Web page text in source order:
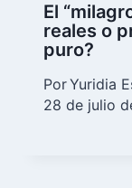
El
reales o
puro?
PorYuridia
28 de julio